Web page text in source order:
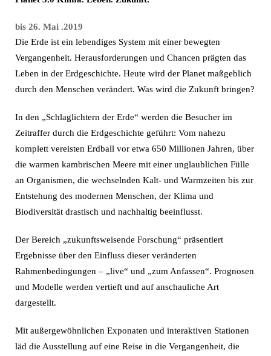
bis 26. Mai .2019
Die Erde ist ein lebendiges System mit einer bewegten
Vergangenheit. Herausforderungen und Chancen prägten das
Leben in der Erdgeschichte. Heute wird der Planet maßgeblich
durch den Menschen verändert. Was wird die Zukunft bringen?
In den „Schlaglichtern der Erde“ werden die Besucher im
Zeitraffer durch die Erdgeschichte geführt: Vom nahezu
komplett vereisten Erdball vor etwa 650 Millionen Jahren, über
die warmen kambrischen Meere mit einer unglaublichen Fülle
an Organismen, die wechselnden Kalt- und Warmzeiten bis zur
Entstehung des modernen Menschen, der Klima und
Biodiversität drastisch und nachhaltig beeinflusst.
Der Bereich „zukunftsweisende Forschung“ präsentiert
Ergebnisse über den Einfluss dieser veränderten
Rahmenbedingungen – „live“ und „zum Anfassen“. Prognosen
und Modelle werden vertieft und auf anschauliche Art
dargestellt.
Mit außergewöhnlichen Exponaten und interaktiven Stationen
läd die Ausstellung auf eine Reise in die Vergangenheit, die